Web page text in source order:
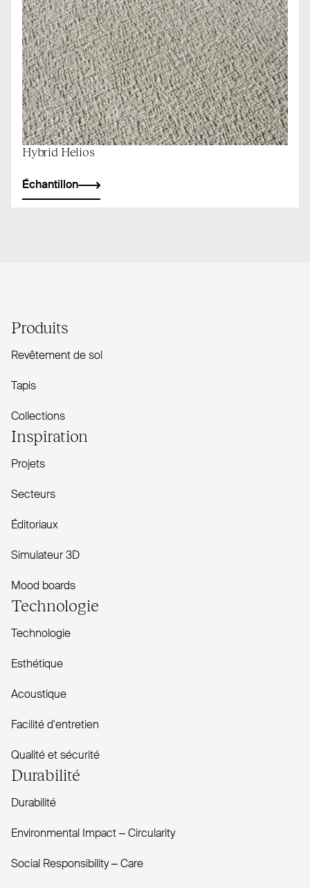
Hybrid Helios
Échantillon
Produits
Revêtement de sol
Tapis
Collections
Inspiration
Projets
Secteurs
Éditoriaux
Simulateur 3D
Mood boards
Technologie
Technologie
Esthétique
Acoustique
Facilité d'entretien
Qualité et sécurité
Durabilité
Durabilité
Envi­ronmental Impact – Cir­cularity
Social Responsibility – Care